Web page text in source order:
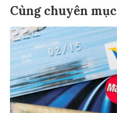
Cùng chuyên mục